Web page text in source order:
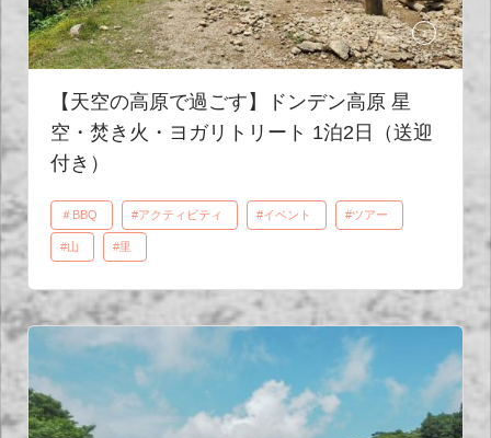
【天空の高原で過ごす】ドンデン高原 星
空・焚き火・ヨガリトリート 1泊2日（送迎
付き）
＃BBQ #アクティビティ #イベント #ツアー
#山 #里